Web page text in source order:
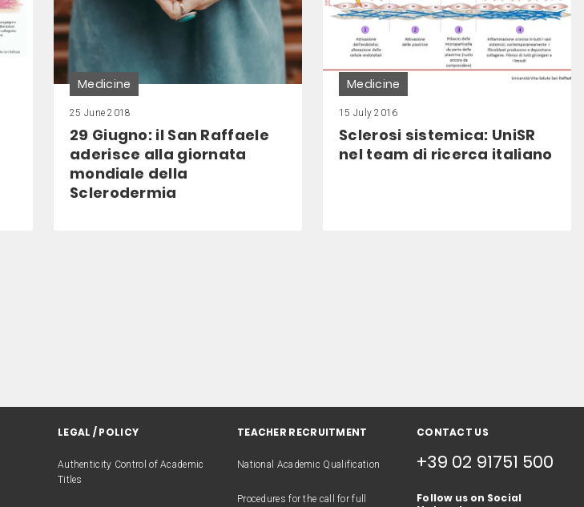
Medicine
25 June 2018
29 Giugno: il San Raffaele
aderisce alla giornata
mondiale della
Sclerodermia
Medicine
15 July 2016
Sclerosi sistemica: UniSR
nel team di ricerca italiano
LEGAL / POLICY
Authenticity Control of Academic
Titles
TEACHER RECRUITMENT
National Academic Qualification
Procedures for the call for full
CONTACT US
+39 02 91751 500
Follow us on Social